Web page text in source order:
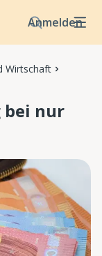
Anmelden
Wirtschaft
bei nur